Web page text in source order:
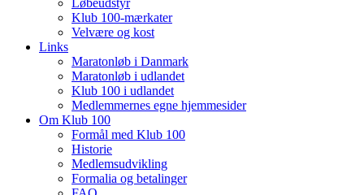
Løbeudstyr
Klub 100-mærkater
Velvære og kost
Links
Maratonløb i Danmark
Maratonløb i udlandet
Klub 100 i udlandet
Medlemmernes egne hjemmesider
Om Klub 100
Formål med Klub 100
Historie
Medlemsudvikling
Formalia og betalinger